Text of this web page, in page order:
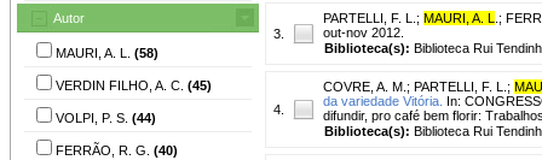
Autor
MAURI, A. L. (58)
VERDIN FILHO, A. C. (45)
VOLPI, P. S. (44)
FERRÃO, R. G. (40)
3.
PARTELLI, F. L. ; MAURI, A. L ;
out-nov 2012.
Biblioteca(s): Biblioteca Rui
4.
COVRE, A. M. ; PARTELLI, F. L. ;
da variedade Vitória. In:
difundir, pro café bem florir:
Biblioteca(s): Biblioteca Rui